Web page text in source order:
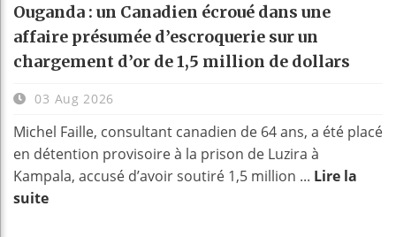
Ouganda : un Canadien écroué dans une
affaire présumée d’escroquerie sur un
chargement d’or de 1,5 million de dollars
03 Aug 2026
Michel Faille, consultant canadien de 64 ans, a été placé
en détention provisoire à la prison de Luzira à
Kampala, accusé d’avoir soutiré 1,5 million ... Lire la
suite